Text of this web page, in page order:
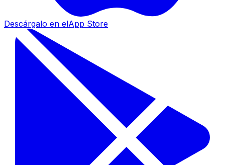
Descárgalo en elApp Store